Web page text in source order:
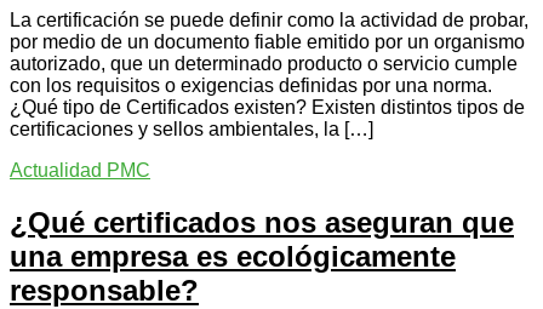
La certificación se puede definir como la actividad de probar,
por medio de un documento fiable emitido por un organismo
autorizado, que un determinado producto o servicio cumple
con los requisitos o exigencias definidas por una norma.
¿Qué tipo de Certificados existen? Existen distintos tipos de
certificaciones y sellos ambientales, la […]
Actualidad PMC
¿Qué certificados nos aseguran que
una empresa es ecológicamente
responsable?